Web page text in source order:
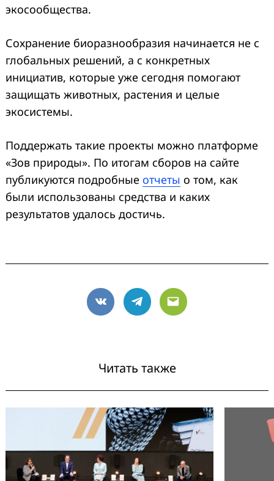
экосообщества.
Сохранение биоразнообразия начинается не с
глобальных решений, а с конкретных
инициатив, которые уже сегодня помогают
защищать животных, растения и целые
экосистемы.
Поддержать такие проекты можно платформе
«Зов природы». По итогам сборов на сайте
публикуются подробные отчеты о том, как
были использованы средства и каких
результатов удалось достичь.
VK Telegram
Email
Читать также